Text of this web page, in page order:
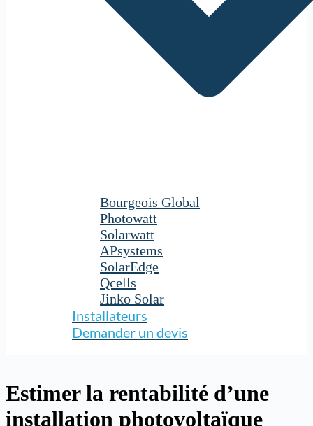
Bourgeois Global
Photowatt
Solarwatt
APsystems
SolarEdge
Qcells
Jinko Solar
Installateurs
Demander un devis
Estimer la rentabilité d’une
installation photovoltaïque